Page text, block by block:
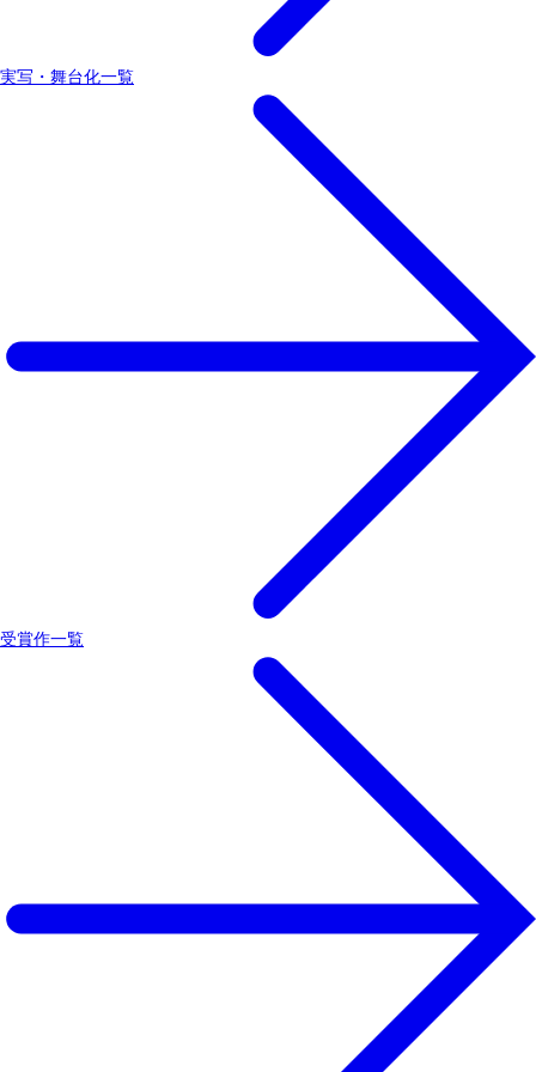
実写・舞台化一覧
受賞作一覧